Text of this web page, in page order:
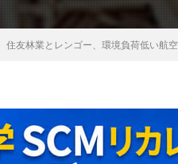
住友林業とレンゴー、環境負荷低い航